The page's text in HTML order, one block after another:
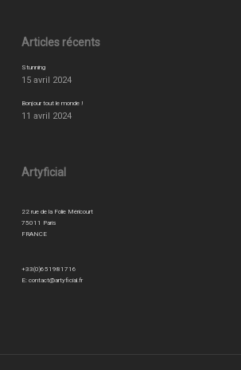
Articles récents
Stunning
15 avril 2024
Bonjour tout le monde !
11 avril 2024
Artyficial
22 rue de la Folie Méricourt
75011 Paris
FRANCE
+33(0)651981716
E: contact@artyficial.fr